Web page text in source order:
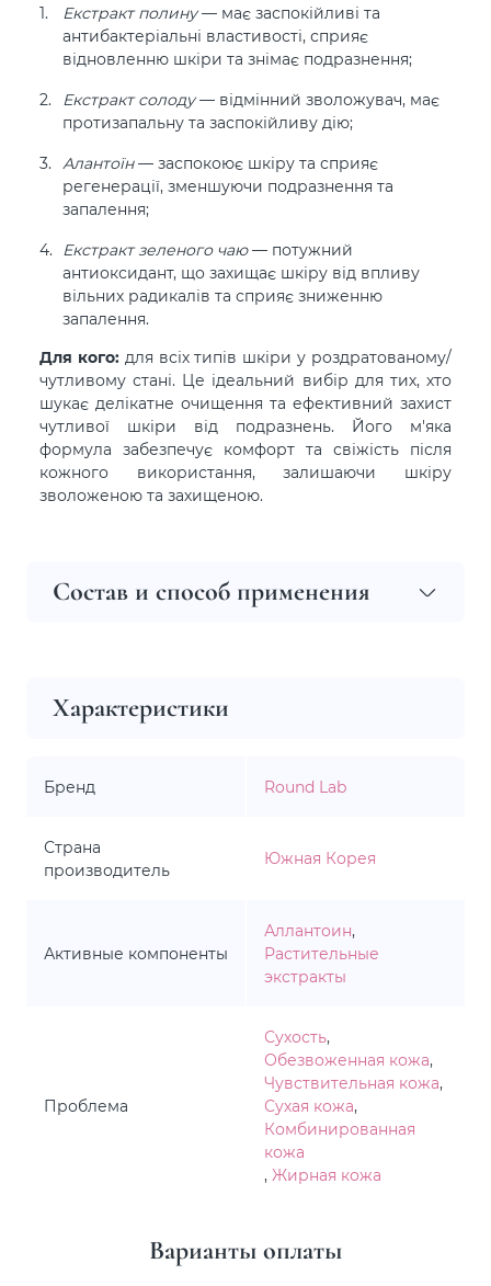
Екстракт полину— має заспокійливі та
антибактеріальні властивості, сприяє
відновленню шкіри та знімає подразнення;
Екстракт солоду— відмінний зволожувач, має
протизапальну та заспокійливу дію;
Алантоїн— заспокоює шкіру та сприяє
регенерації, зменшуючи подразнення та
запалення;
Екстракт зеленого чаю— потужний
антиоксидант, що захищає шкіру від впливу
вільних радикалів та сприяє зниженню
запалення.
Для кого:для всіх типів шкіри у роздратованому/
чутливому стані. Це ідеальний вибір для тих, хто
шукає делікатне очищення та ефективний захист
чутливої шкіри від подразнень. Його м'яка
формула забезпечує комфорт та свіжість після
кожного використання, залишаючи шкіру
зволоженою та захищеною.
Состав и способ применения
Характеристики
Бренд Round Lab
Страна
производитель
Южная Корея
Активные компоненты
Аллантоин,
Растительные
экстракты
Проблема
Сухость,
Обезвоженная кожа,
Чувствительная кожа,
Сухая кожа,
Комбинированная
кожа
, Жирная кожа
Варианты оплаты